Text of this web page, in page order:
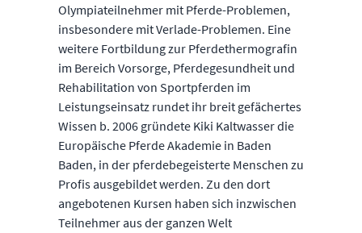
Olympiateilnehmer mit Pferde-Problemen,
insbesondere mit Verlade-Problemen. Eine
weitere Fortbildung zur Pferdethermografin
im Bereich Vorsorge, Pferdegesundheit und
Rehabilitation von Sportpferden im
Leistungseinsatz rundet ihr breit gefächertes
Wissen b. 2006 gründete Kiki Kaltwasser die
Europäische Pferde Akademie in Baden
Baden, in der pferdebegeisterte Menschen zu
Profis ausgebildet werden. Zu den dort
angebotenen Kursen haben sich inzwischen
Teilnehmer aus der ganzen Welt